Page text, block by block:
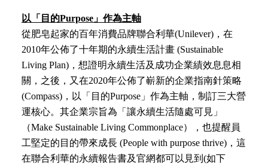
以「目的Purpose」作為主軸
從肥皂起家的百年消費品牌聯合利華(Unilever)，在
2010年公佈了十年期的永續生活計畫 (Sustainable
Living Plan)，想證明永續生活及成功企業績效息息相
關，之後，又在2020年公佈了嶄新的企業指南針策略
(Compass)，以「目的Purpose」作為主軸，制訂三大營
運核心。其企業宗旨為「讓永續生活隨處可見」
（Make Sustainable Living Commonplace），也提醒員
工堅定的目的帶來成長(People with purpose thrive)，這
在聯合利華的永續報告書及官網都可以見到 (如下